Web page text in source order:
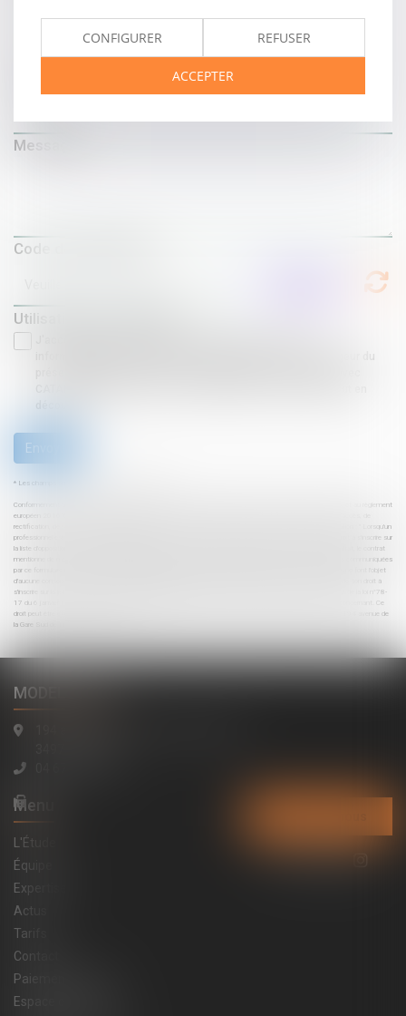
Message
Code de vérification
Utilisation des données
informatiquement par CATALOGUE MODELES CDJ et l'hébergeur du
Envoyer
* Les champs suivis d'un astérisque sont obligatoires.
Conformément à la loi n°78-17 du 6 janvier 1978 modifiée relative à l'informatique, aux fichiers et aux libertés, et au règlement
européen 2016/679, dit Règlement Général sur la Protection des Données (RGPD), vous disposez d'un droit d'accès, de
rectification, de suppression des informations qui vous concernent. « Article L 223-2 du code de la consommation : " Lorsqu'un
professionnel est amené à recueillir auprès d'un consommateur des données téléphoniques, il l'informe de son droit à s'inscrire sur
la liste d'opposition au démarchage téléphonique. Lorsque ce recueil se fait à l'occasion de la conclusion d'un contrat, le contrat
mentionne de manière claire et compréhensible l'existence de ce droit pour le consommateur. " Les informations communiquées
par ce formulaire ne sont lues que par un Commissaire de Justice de l'Étude MODELE ALTO. Ces informations ne font l'objet
d'aucune conservation en cas de non-réalisation de la prestation. Il est rappelé que le consommateur peut user de son droit à
s'inscrire sur la liste d'opposition au démarchage téléphonique bloctel : bloctel.gouv.fr Conformément à l'article 27 de la loi n°78-
17 du 6 janvier 1978, vous disposez à tout moment d'un droit d'accès et de rectification des données vous concernant. Ce
droit peut être exercé par courrier postal adressé à l'Étude MODELE ALTO Commissaires de Justice Associés 194 avenue de
la Gare Sud de France, 34970 Lattes
MODELE ALTO
Menu
L'Étude
Équipe
Expertises
Actus
Tarifs
Contact
Paiement en ligne
Espace constats
CONFIGURER REFUSER
ACCEPTER